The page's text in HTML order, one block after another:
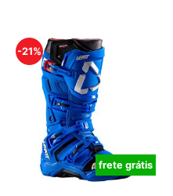
-21%
frete grátis